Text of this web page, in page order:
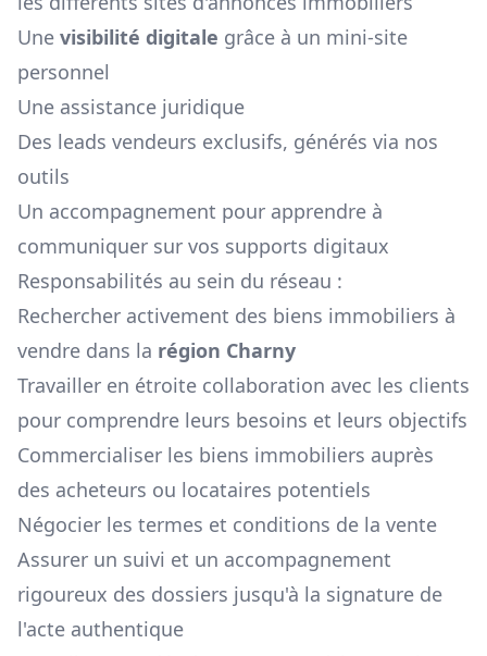
Une visibilité digitale grâce à un mini-site
personnel
Une assistance juridique
Des leads vendeurs exclusifs, générés via nos
outils
Un accompagnement pour apprendre à
communiquer sur vos supports digitaux
Responsabilités au sein du réseau :
Rechercher activement des biens immobiliers à
vendre dans la région Charny
Travailler en étroite collaboration avec les clients
pour comprendre leurs besoins et leurs objectifs
Commercialiser les biens immobiliers auprès
des acheteurs ou locataires potentiels
Négocier les termes et conditions de la vente
Assurer un suivi et un accompagnement
rigoureux des dossiers jusqu'à la signature de
l'acte authentique